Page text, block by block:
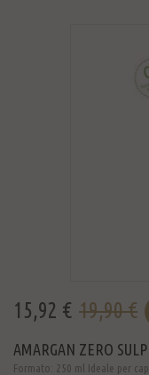
15,92 € 19,90 €
AMARGAN ZERO
Formato: 250 ml Ideale per